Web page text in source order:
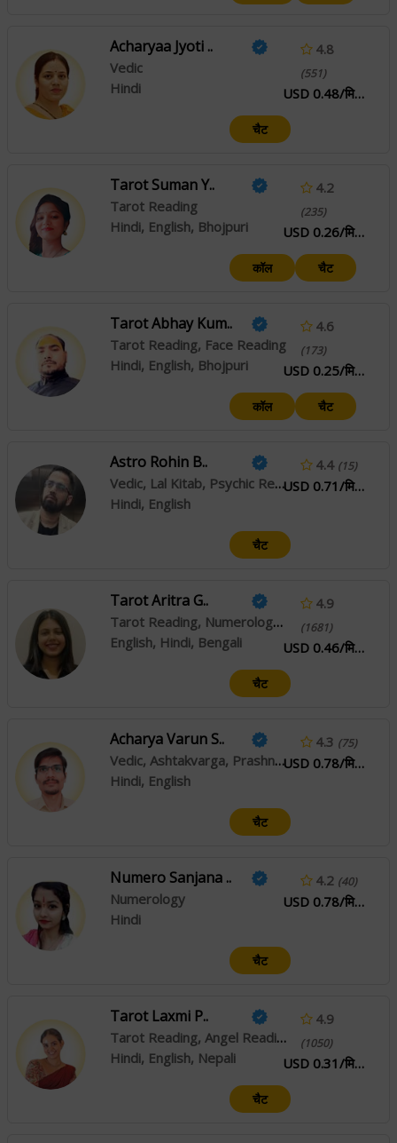
Acharyaa Jyoti ..
Vedic
Hindi
4.8
(551)
USD 0.48/मिनट
चैट
Tarot Suman Y..
Tarot Reading
Hindi, English, Bhojpuri
4.2
(235)
USD 0.26/मिनट
कॉल चैट
Tarot Abhay Kum..
Tarot Reading, Face Reading
Hindi, English, Bhojpuri
4.6
(173)
USD 0.25/मिनट
कॉल चैट
Astro Rohin B..
Vedic, Lal Kitab, Psychic Reading
Hindi, English
4.4 (15)
USD 0.71/मिनट
चैट
Tarot Aritra G..
Tarot Reading, Numerology, Vastu
English, Hindi, Bengali
4.9
(1681)
USD 0.46/मिनट
चैट
Acharya Varun S..
Vedic, Ashtakvarga, Prashna / Horary
Hindi, English
4.3 (75)
USD 0.78/मिनट
चैट
Numero Sanjana ..
Numerology
Hindi
4.2 (40)
USD 0.78/मिनट
चैट
Tarot Laxmi P..
Tarot Reading, Angel Reading, Face Reading
Hindi, English, Nepali
4.9
(1050)
USD 0.31/मिनट
चैट